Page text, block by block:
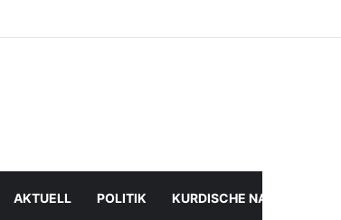
AKTUELL POLITIK KURDISCHE